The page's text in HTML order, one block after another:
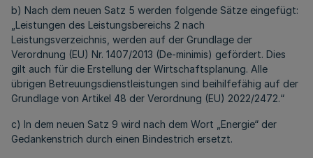
b) Nach dem neuen Satz 5 werden folgende Sätze eingefügt:
„Leistungen des Leistungsbereichs 2 nach
Leistungsverzeichnis, werden auf der Grundlage der
Verordnung (EU) Nr. 1407/2013 (De-minimis) gefördert. Dies
gilt auch für die Erstellung der Wirtschaftsplanung. Alle
übrigen Betreuungsdienstleistungen sind beihilfefähig auf der
Grundlage von Artikel 48 der Verordnung (EU) 2022/2472.“
c) In dem neuen Satz 9 wird nach dem Wort „Energie“ der
Gedankenstrich durch einen Bindestrich ersetzt.